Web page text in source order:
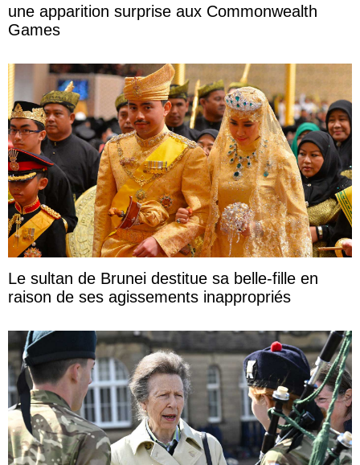
une apparition surprise aux Commonwealth
Games
Le sultan de Brunei destitue sa belle-fille en
raison de ses agissements inappropriés